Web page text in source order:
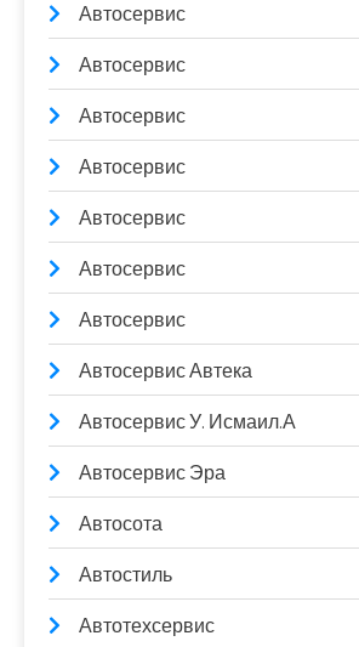
Автосервис
Автосервис
Автосервис
Автосервис
Автосервис
Автосервис
Автосервис
Автосервис Автека
Автосервис У. Исмаил.А
Автосервис Эра
Автосота
Автостиль
Автотехсервис